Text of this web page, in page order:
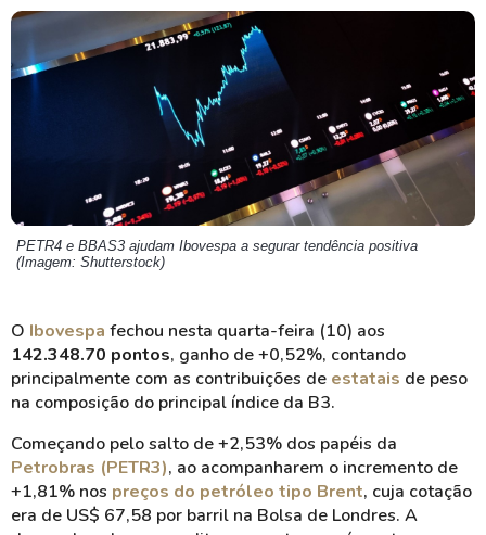
PETR4 e BBAS3 ajudam Ibovespa a segurar tendência positiva
(Imagem: Shutterstock)
O Ibovespa fechou nesta quarta-feira (10) aos
142.348.70 pontos, ganho de +0,52%, contando
principalmente com as contribuições de estatais de peso
na composição do principal índice da B3.
Começando pelo salto de +2,53% dos papéis da
Petrobras (PETR3), ao acompanharem o incremento de
+1,81% nos preços do petróleo tipo Brent, cuja cotação
era de US$ 67,58 por barril na Bolsa de Londres. A